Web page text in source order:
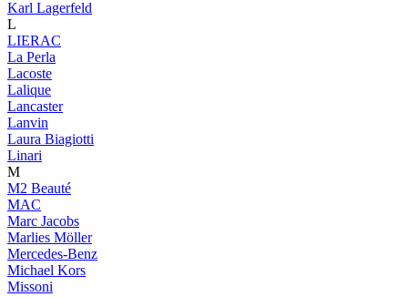
Karl Lagerfeld
L
LIERAC
La Perla
Lacoste
Lalique
Lancaster
Lanvin
Laura Biagiotti
Linari
M
M2 Beauté
MAC
Marc Jacobs
Marlies Möller
Mercedes-Benz
Michael Kors
Missoni